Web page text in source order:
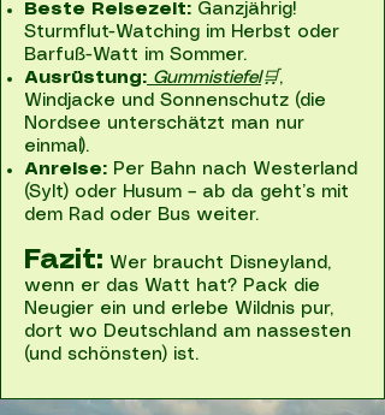
Beste Reisezeit: Ganzjährig!
Sturmflut-Watching im Herbst oder
Barfuß-Watt im Sommer.
Ausrüstung: Gummistiefel🛒,
Windjacke und Sonnenschutz (die
Nordsee unterschätzt man nur
einmal).
Anreise: Per Bahn nach Westerland
(Sylt) oder Husum – ab da geht’s mit
dem Rad oder Bus weiter.
Fazit: Wer braucht Disneyland,
wenn er das Watt hat? Pack die
Neugier ein und erlebe Wildnis pur,
dort wo Deutschland am nassesten
(und schönsten) ist.